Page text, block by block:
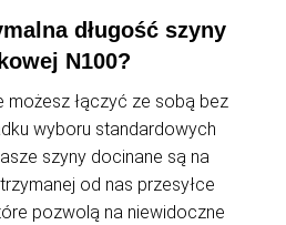
długość szyny
N100?
możesz łączyć ze sobą bez
wyboru standardowych
szyny docinane są na
od nas przesyłce
pozwolą na niewidoczne